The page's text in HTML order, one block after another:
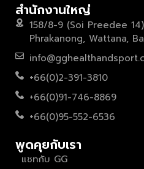
สำนักงานใหญ่
158/8-9 (Soi Preedee
Phrakanong, Wattana,
+66(0)2-391-3810
+66(0)91-746-8869
+66(0)95-552-6536
พูดคุยกับเรา
แชทกับ GG